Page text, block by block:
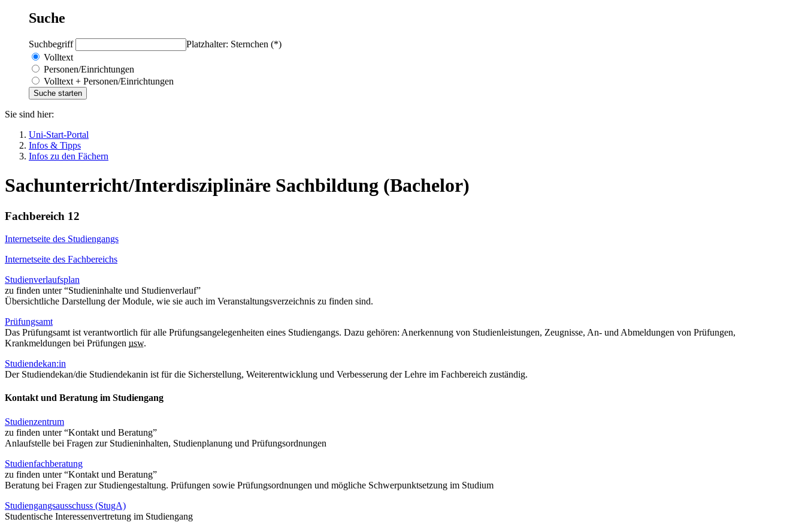
Suche
Suchbegriff
Platzhalter: Sternchen (*)
Volltext
Personen/Einrichtungen
Volltext + Personen/Einrichtungen
Sie sind hier:
Uni-Start-Portal
Infos & Tipps
Infos zu den Fächern
Sachunterricht/Interdisziplinäre Sachbildung (Bachelor)
Fachbereich 12
Internetseite des Studiengangs
Internetseite des Fachbereichs
Studienverlaufsplan
zu finden unter “Studieninhalte und Studienverlauf”
Übersichtliche Darstellung der Module, wie sie auch im Veranstaltungsverzeichnis zu finden sind.
Prüfungsamt
Das Prüfungsamt ist verantwortlich für alle Prüfungsangelegenheiten eines Studiengangs. Dazu gehören: Anerkennung von Studienleistungen, Zeugnisse, An- und Abmeldungen von Prüfungen,
Krankmeldungen bei Prüfungen usw.
Studiendekan:in
Der Studiendekan/die Studiendekanin ist für die Sicherstellung, Weiterentwicklung und Verbesserung der Lehre im Fachbereich zuständig.
Kontakt und Beratung im Studiengang
Studienzentrum
zu finden unter “Kontakt und Beratung”
Anlaufstelle bei Fragen zur Studieninhalten, Studienplanung und Prüfungsordnungen
Studienfachberatung
zu finden unter “Kontakt und Beratung”
Beratung bei Fragen zur Studiengestaltung. Prüfungen sowie Prüfungsordnungen und mögliche Schwerpunktsetzung im Studium
Studiengangsausschuss (StugA)
Studentische Interessenvertretung im Studiengang